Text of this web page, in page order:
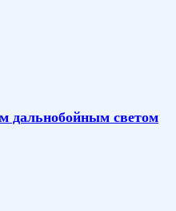
дальнобойным светом